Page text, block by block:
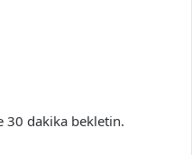
30 dakika bekletin.